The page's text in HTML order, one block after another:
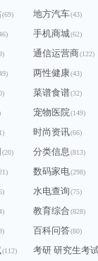
(69) 地方汽车(43)
手机商城(62)
通信运营商(122)
两性健康(43)
菜谱食谱(32)
宠物医院(149)
时尚资讯(66)
(20) 分类信息(813)
数码家电(298)
水电查询(75)
教育综合(828)
百科问答(80)
(112) 考研 研究生考